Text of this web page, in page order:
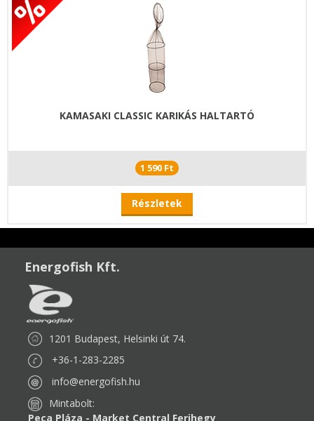
KAMASAKI CLASSIC KARIKÁS HALTARTÓ
1 590 Ft
Részletek
Energofish Kft.
1201 Budapest, Helsinki út 74.
+36-1-283-2285
info@energofish.hu
Mintabolt:
Peca Pláza - Market Central Ferihegy